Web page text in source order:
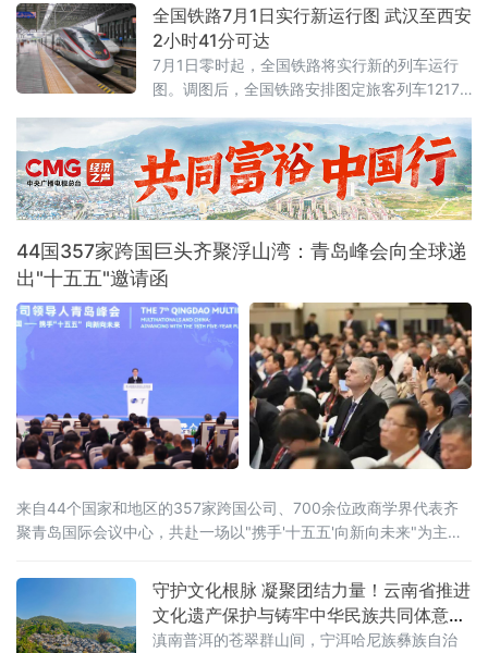
誉印章，成为全场焦点——它被授予辽宁省
2025年最受欢迎网络达人，以此表彰长期深耕
网络阵地、持续输出主流正向声音的优秀创作
者。活动以"微光成炬 清朗同行"为主题，由辽
宁省总工会、辽宁省委网信办联合主办。启动
仪式上，2025年度活动成
全国铁路7月1日实行新运行图 武汉至西安
2小时41分可达
7月1日零时起，全国铁路将实行新的列车运行
图。调图后，全国铁路安排图定旅客列车12174
列，较现图增加111列，铁路客货运输能力、服
务品质和运行效率进一步提升。
44国357家跨国巨头齐聚浮山湾：青岛峰会向全球递
出"十五五"邀请函
来自44个国家和地区的357家跨国公司、700余位政商学界代表齐
聚青岛国际会议中心，共赴一场以"携手'十五五'向新向未来"为主题
守护文化根脉 凝聚团结力量！云南省推进
文化遗产保护与铸牢中华民族共同体意识
深度融合
滇南普洱的苍翠群山间，宁洱哈尼族彝族自治